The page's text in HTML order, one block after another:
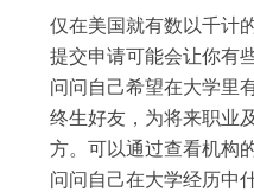
仅在美国就有数以千计
提交申请可能会让你有
问问自己希望在大学里
终生好友，为将来职业
方。可以通过查看机构
问问自己在大学经历中